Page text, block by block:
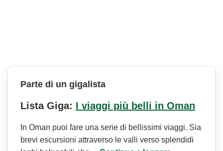
Parte di un gigalista
Lista Giga: I viaggi più belli in Oman
In Oman puoi fare una serie di bellissimi viaggi. Sia
brevi escursioni attraverso le valli verso splendidi